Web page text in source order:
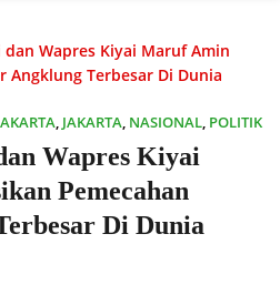
dan Wapres Kiyai Maruf Amin
Angklung Terbesar Di Dunia
, JAKARTA, NASIONAL, POLITIK
Wapres Kiyai
Pemecahan
Di Dunia